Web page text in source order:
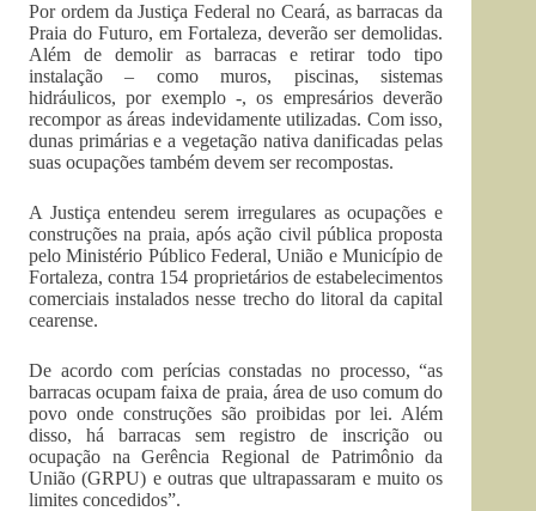
Por ordem da Justiça Federal no Ceará, as barracas da
Praia do Futuro, em Fortaleza, deverão ser demolidas.
Além de demolir as barracas e retirar todo tipo
instalação – como muros, piscinas, sistemas
hidráulicos, por exemplo -, os empresários deverão
recompor as áreas indevidamente utilizadas. Com isso,
dunas primárias e a vegetação nativa danificadas pelas
suas ocupações também devem ser recompostas.
A Justiça entendeu serem irregulares as ocupações e
construções na praia, após ação civil pública proposta
pelo Ministério Público Federal, União e Município de
Fortaleza, contra 154 proprietários de estabelecimentos
comerciais instalados nesse trecho do litoral da capital
cearense.
De acordo com perícias constadas no processo, “as
barracas ocupam faixa de praia, área de uso comum do
povo onde construções são proibidas por lei. Além
disso, há barracas sem registro de inscrição ou
ocupação na Gerência Regional de Patrimônio da
União (GRPU) e outras que ultrapassaram e muito os
limites concedidos”.